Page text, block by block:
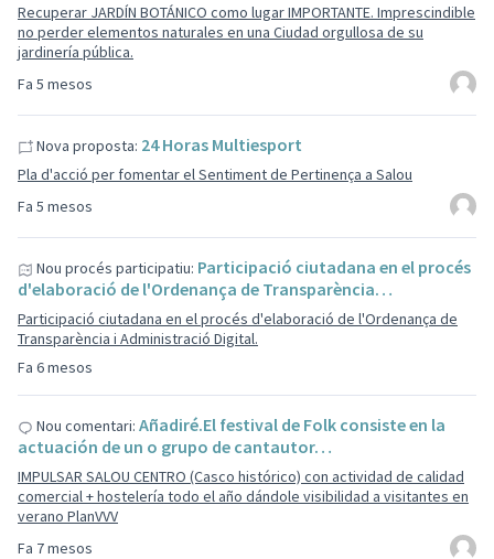
Fa 5 mesos
Recuperar JARDÍN BOTÁNICO como lugar IMPORTANTE. Imprescindible
no perder elementos naturales en una Ciudad orgullosa de su
jardinería pública.
Fa 5 mesos
Nova proposta: 24 Horas Multiesport
Pla d'acció per fomentar el Sentiment de Pertinença a Salou
Fa 6 mesos
Nou procés participatiu: Participació ciutadana en el procés
d'elaboració de l'Ordenança de Transparència…
Participació ciutadana en el procés d'elaboració de l'Ordenança de
Transparència i Administració Digital.
Fa 7 mesos
Nou comentari: Añadiré.El festival de Folk consiste en la
actuación de un o grupo de cantautor…
IMPULSAR SALOU CENTRO (Casco histórico) con actividad de calidad
comercial + hostelería todo el año dándole visibilidad a visitantes en
verano PlanVVV